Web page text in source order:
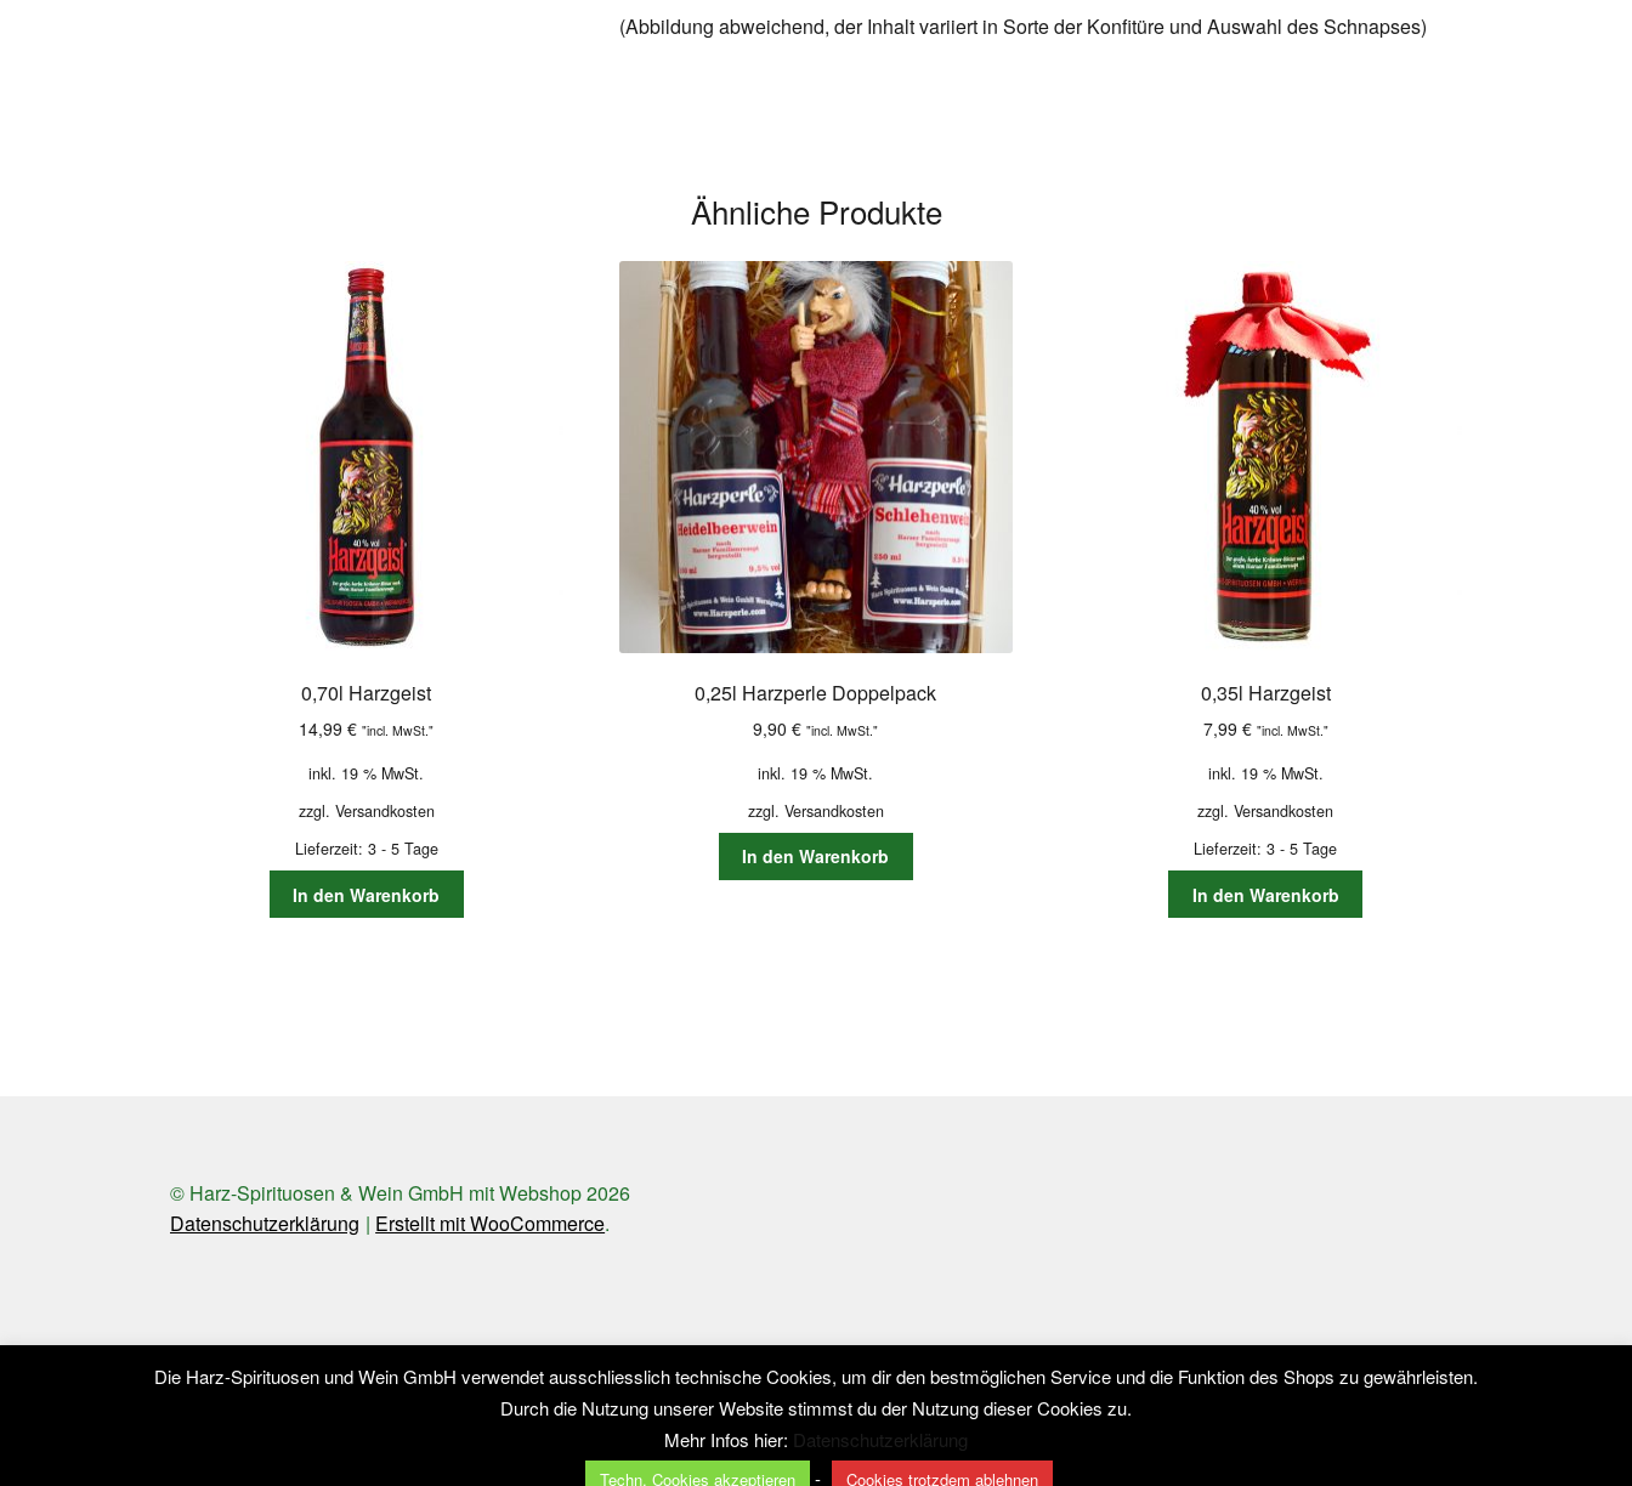
(Abbildung abweichend, der Inhalt variiert in Sorte der Konfitüre und Auswahl des Schnapses)
Ähnliche Produkte
0,70l Harzgeist
14,99€ "incl. MwSt."
inkl. 19 % MwSt.
zzgl. Versandkosten
Lieferzeit: 3 - 5 Tage
In den Warenkorb
0,25l Harzperle Doppelpack
9,90€ "incl. MwSt."
inkl. 19 % MwSt.
zzgl. Versandkosten
In den Warenkorb
0,35l Harzgeist
7,99 € "incl. MwSt."
inkl. 19 % MwSt.
zzgl.Versandkosten
Lieferzeit:3 - 5 Tage
In den Warenkorb
© Harz-Spirituosen & Wein GmbH mit Webshop 2026
Datenschutzerklärung
Erstellt mit WooCommerce.
Die Harz-Spirituosen und Wein GmbH verwendet ausschliesslich technische Cookies, um dir den bestmöglichen Service und die Funktion des Shops zu gewährleisten.
Durch die Nutzung unserer Website stimmst du der Nutzung dieser Cookies zu.
Mehr Infos hier: Datenschutzerklärung
Techn. Cookies akzeptieren - Cookies trotzdem ablehnen